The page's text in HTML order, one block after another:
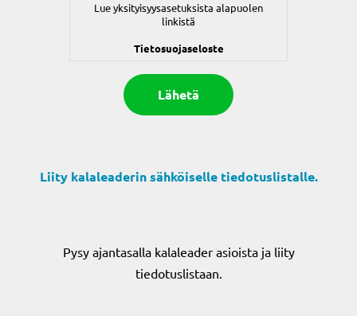
Lue yksityisyysasetuksista alapuolen
linkistä
Tietosuojaseloste
Liity kalaleaderin sähköiselle tiedotuslistalle.
Pysy ajantasalla kalaleader asioista ja liity
tiedotuslistaan.